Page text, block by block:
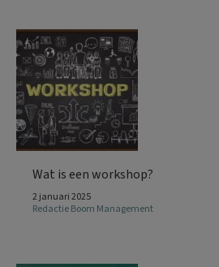
Wat is een workshop?
2 januari 2025
Redactie Boom Management